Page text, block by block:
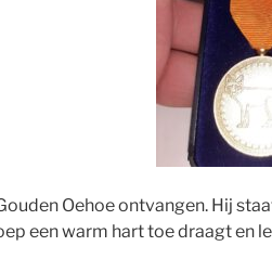
Oehoe ontvangen. Hij
een warm hart toe draagt en